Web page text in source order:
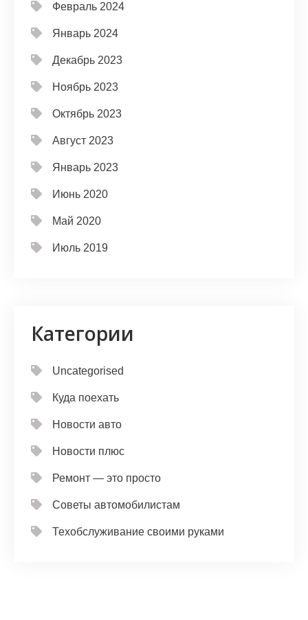
Февраль 2024
Январь 2024
Декабрь 2023
Ноябрь 2023
Октябрь 2023
Август 2023
Январь 2023
Июнь 2020
Май 2020
Июль 2019
Категории
Uncategorised
Куда поехать
Новости авто
Новости плюс
Ремонт — это просто
Советы автомобилистам
Техобслуживание своими руками